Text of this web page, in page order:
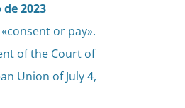
2023
or pay».
of the Court of
Union of July 4,